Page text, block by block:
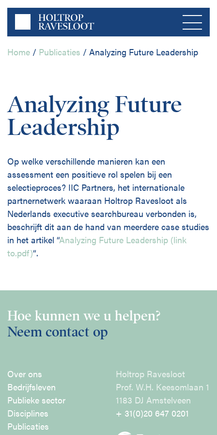
Home / Publicaties / Analyzing Future Leadership
Home
Over ons
Publicaties
Publieke Sector
Contact
Disciplines
English
Prof. W.H. Keesomlaan 1
+ 31 (0)20 647 0201
Analyzing Future
Leadership
Op welke verschillende manieren kan een
assessment een positieve rol spelen bij een
selectieproces? IIC Partners, het internationale
partnernetwerk waaraan Holtrop Ravesloot als
Nederlands executive searchbureau verbonden is,
beschrijft dit aan de hand van meerdere case studies
in het artikel “Analyzing Future Leadership (link
to.pdf)“.
Hoe kunnen we u helpen?
Neem contact op
Over ons
Bedrijfsleven
Publieke sector
Disciplines
Publicaties
Holtrop Ravesloot
Prof. W.H. Keesomlaan 1
1183 DJ Amstelveen
+ 31(0)20 647 0201